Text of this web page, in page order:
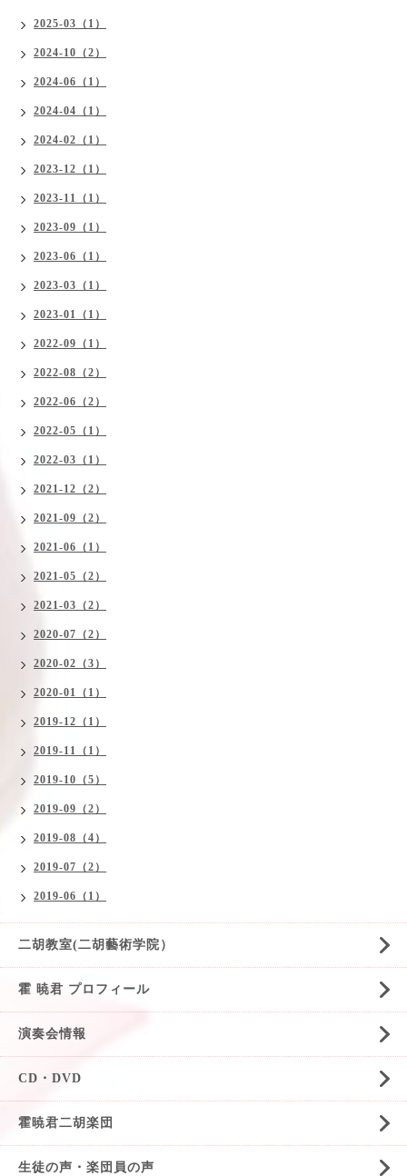
2025-03（1）
2024-10（2）
2024-06（1）
2024-04（1）
2024-02（1）
2023-12（1）
2023-11（1）
2023-09（1）
2023-06（1）
2023-03（1）
2023-01（1）
2022-09（1）
2022-08（2）
2022-06（2）
2022-05（1）
2022-03（1）
2021-12（2）
2021-09（2）
2021-06（1）
2021-05（2）
2021-03（2）
2020-07（2）
2020-02（3）
2020-01（1）
2019-12（1）
2019-11（1）
2019-10（5）
2019-09（2）
2019-08（4）
2019-07（2）
2019-06（1）
二胡教室(二胡藝術学院）
霍 暁君 プロフィール
演奏会情報
CD・DVD
霍暁君二胡楽団
生徒の声・楽団員の声